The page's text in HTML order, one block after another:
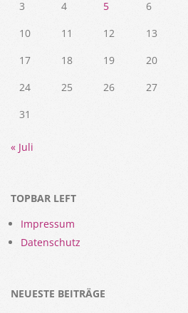
3
4 5 6
10
11 12 13
17
18 19 20
24
25 26 27
31
« Juli
TOPBAR LEFT
Impressum
Datenschutz
NEUESTE BEITRÄGE